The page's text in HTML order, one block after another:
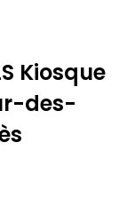
Kiosque
des-